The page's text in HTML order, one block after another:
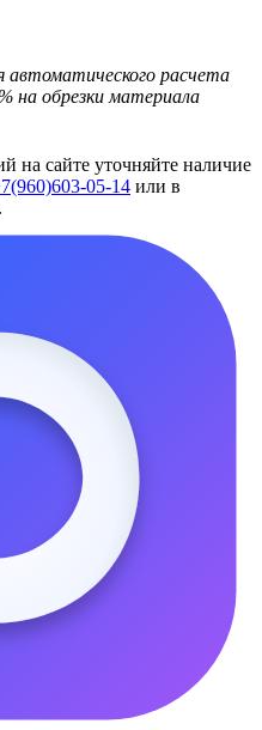
автоматического расчета
на обрезки материала
на сайте уточняйте наличие
05-14 или в